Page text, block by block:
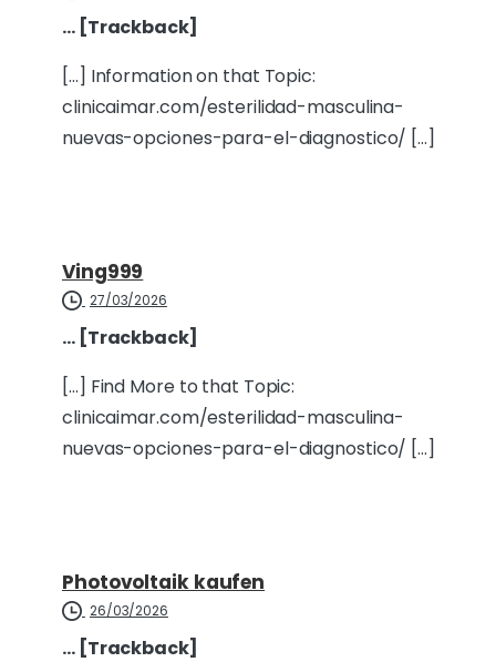
… [Trackback]
[…] Information on that Topic:
clinicaimar.com/esterilidad-masculina-
nuevas-opciones-para-el-diagnostico/ […]
Ving999
27/03/2026
… [Trackback]
[…] Find More to that Topic:
clinicaimar.com/esterilidad-masculina-
nuevas-opciones-para-el-diagnostico/ […]
Photovoltaik kaufen
26/03/2026
… [Trackback]